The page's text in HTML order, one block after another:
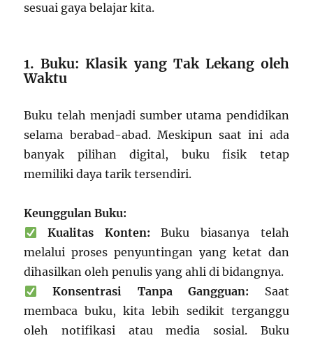
sesuai gaya belajar kita.
1. Buku: Klasik yang Tak Lekang oleh
Waktu
Buku telah menjadi sumber utama pendidikan
selama berabad-abad. Meskipun saat ini ada
banyak pilihan digital, buku fisik tetap
memiliki daya tarik tersendiri.
Keunggulan Buku:
Kualitas Konten: Buku biasanya telah
melalui proses penyuntingan yang ketat dan
dihasilkan oleh penulis yang ahli di bidangnya.
Konsentrasi Tanpa Gangguan: Saat
membaca buku, kita lebih sedikit terganggu
oleh notifikasi atau media sosial. Buku